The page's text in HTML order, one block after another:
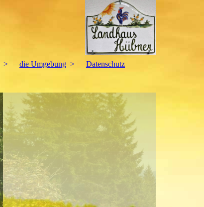
die Umgebung Datenschutz